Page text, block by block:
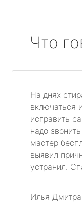
Что
На днях
включаться
исправить
надо
мастер
выявил
устранил.
Илья